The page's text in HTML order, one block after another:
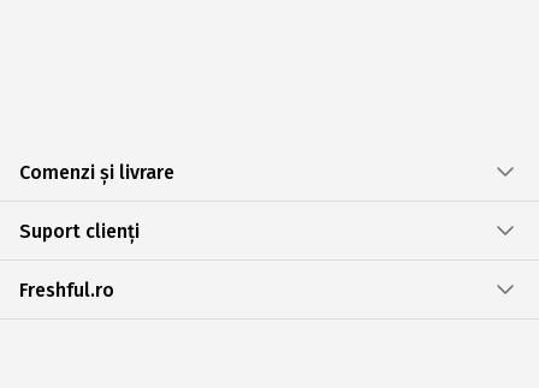
Comenzi și livrare
Suport clienți
Freshful.ro